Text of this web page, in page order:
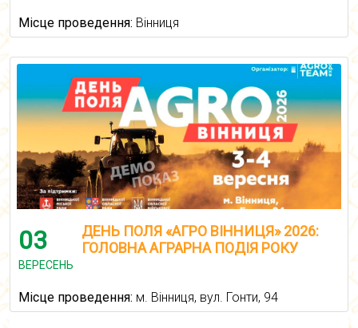
Місце проведення: Вінниця
03
ВЕРЕСЕНЬ
ДЕНЬ ПОЛЯ «АГРО ВІННИЦЯ» 2026:
ГОЛОВНА АГРАРНА ПОДІЯ РОКУ
Місце проведення: м. Вінниця, вул. Гонти, 94